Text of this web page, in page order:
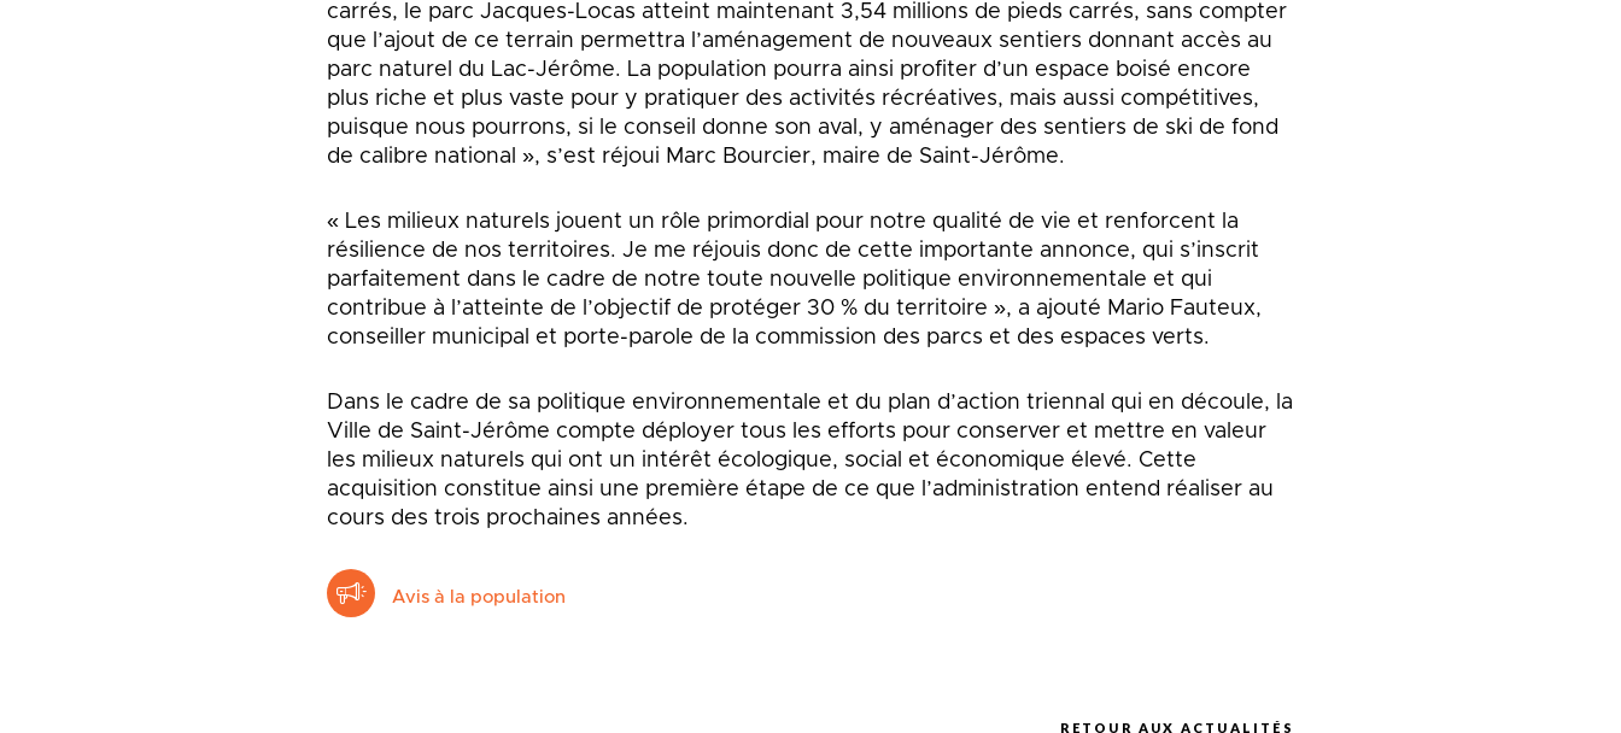
carrés, le parc Jacques-Locas atteint maintenant 3,54 millions de pieds carrés, sans compter
que l’ajout de ce terrain permettra l’aménagement de nouveaux sentiers donnant accès au
parc naturel du Lac-Jérôme. La population pourra ainsi profiter d’un espace boisé encore
plus riche et plus vaste pour y pratiquer des activités récréatives, mais aussi compétitives,
puisque nous pourrons, si le conseil donne son aval, y aménager des sentiers de ski de fond
de calibre national », s’est réjoui Marc Bourcier, maire de Saint-Jérôme.
« Les milieux naturels jouent un rôle primordial pour notre qualité de vie et renforcent la
résilience de nos territoires. Je me réjouis donc de cette importante annonce, qui s’inscrit
parfaitement dans le cadre de notre toute nouvelle politique environnementale et qui
contribue à l’atteinte de l’objectif de protéger 30 % du territoire », a ajouté Mario Fauteux,
conseiller municipal et porte-parole de la commission des parcs et des espaces verts.
Dans le cadre de sa politique environnementale et du plan d’action triennal qui en découle, la
Ville de Saint-Jérôme compte déployer tous les efforts pour conserver et mettre en valeur
les milieux naturels qui ont un intérêt écologique, social et économique élevé. Cette
acquisition constitue ainsi une première étape de ce que l’administration entend réaliser au
cours des trois prochaines années.
Avis à la population
RETOUR AUX ACTUALITÉS